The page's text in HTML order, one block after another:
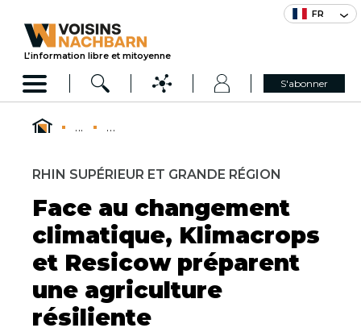
FR
L’information libre et mitoyenne
S'abonner
... ...
RHIN SUPÉRIEUR ET GRANDE RÉGION
Face au changement
climatique, Klimacrops
et Resicow préparent
une agriculture
résiliente